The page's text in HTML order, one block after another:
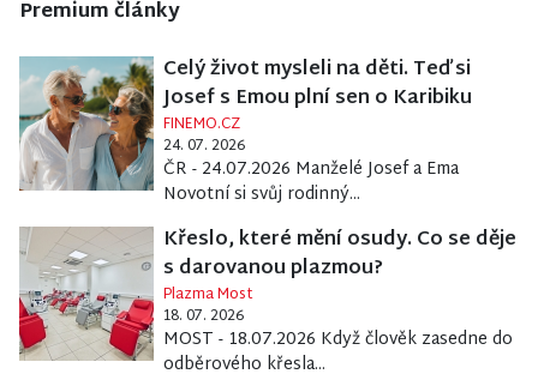
Premium články
Celý život mysleli na děti. Teď si
Josef s Emou plní sen o Karibiku
FINEMO.CZ
24. 07. 2026
ČR - 24.07.2026 Manželé Josef a Ema
Novotní si svůj rodinný...
Křeslo, které mění osudy. Co se děje
s darovanou plazmou?
Plazma Most
18. 07. 2026
MOST - 18.07.2026 Když člověk zasedne do
odběrového křesla...